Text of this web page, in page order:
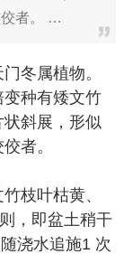
佼者。 …
冬属植物。
种有矮文竹
斜展，形似
者。
枝叶枯黄、
，即盆土稍干
浇水追施1 次